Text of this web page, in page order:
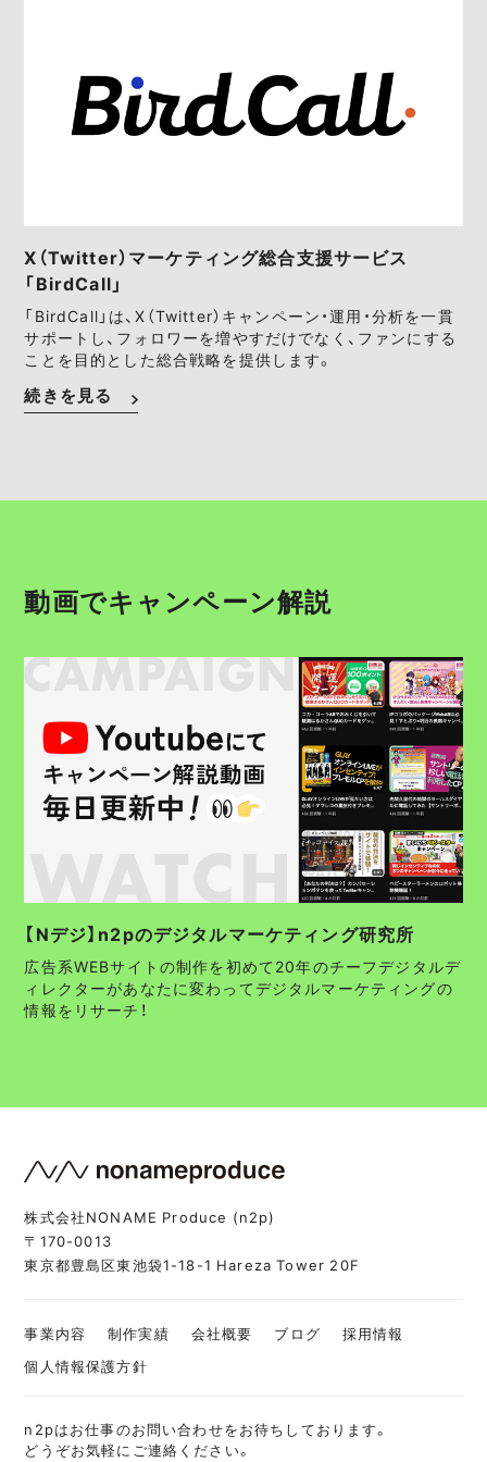
X（Twitter）マーケティング総合支援サービス
「BirdCall」
「BirdCall」は、X（Twitter）キャンペーン・運用・分析を一貫
サポートし、フォロワーを増やすだけでなく、ファンにする
ことを目的とした総合戦略を提供します。
続きを見る
動画でキャンペーン解説
【Nデジ】n2pのデジタルマーケティング研究所
広告系WEBサイトの制作を初めて20年のチーフデジタルデ
ィレクターがあなたに変わってデジタルマーケティングの
情報をリサーチ！
株式会社NONAME Produce (n2p)
〒170-0013
東京都豊島区東池袋1-18-1 Hareza Tower 20F
事業内容 制作実績 会社概要 ブログ
採用情報
個人情報保護方針
n2pはお仕事のお問い合わせをお待ちしております。
どうぞお気軽にご連絡ください。